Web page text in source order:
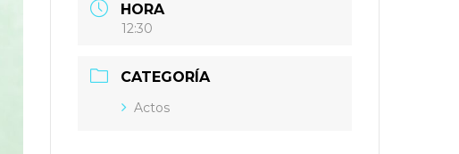
HORA
12:30
CATEGORÍA
Actos